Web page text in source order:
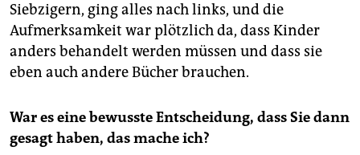
Siebzigern, ging alles nach links, und die
Aufmerksamkeit war plötzlich da, dass Kinder
anders behandelt werden müssen und dass sie
eben auch andere Bücher brauchen.
War es eine bewusste Entscheidung, dass Sie dann
gesagt haben, das mache ich?